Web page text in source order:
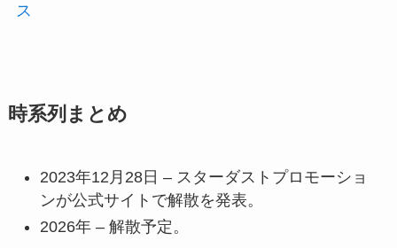
ス
時系列まとめ
2023年12月28日 – スターダストプロモーショ
ンが公式サイトで解散を発表。
2026年 – 解散予定。